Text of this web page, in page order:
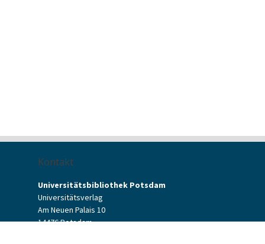
Kontakt
Universitätsbibliothek Potsdam
Universitätsverlag
Am Neuen Palais 10
14476 Potsdam